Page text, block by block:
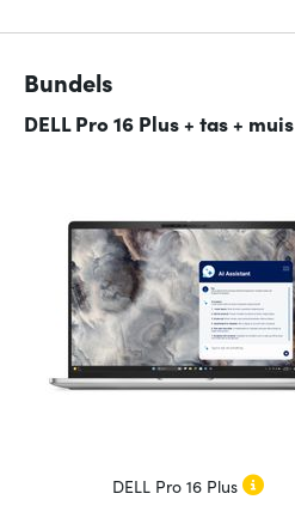
Bundels
DELL Pro 16 Plus + tas + muis
DELL Pro 16 Plus